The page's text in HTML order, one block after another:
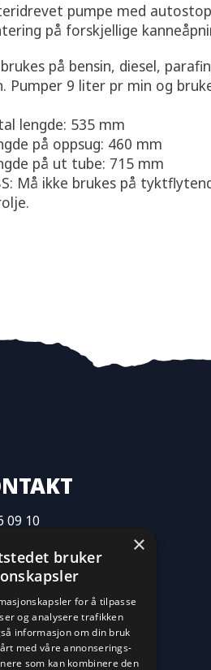
pumpe med
på forskjellige
brukes på bensin, diesel,
Pumper 9 liter pr min og
lengde: 535 mm
på oppsug: 460 mm
på ut tube: 715 mm
Må ikke brukes på
09 10
×
bruker
for å tilpasse
og analysere trafikken
informasjon om din bruk
med våre annonserings-
som kan kombinere den